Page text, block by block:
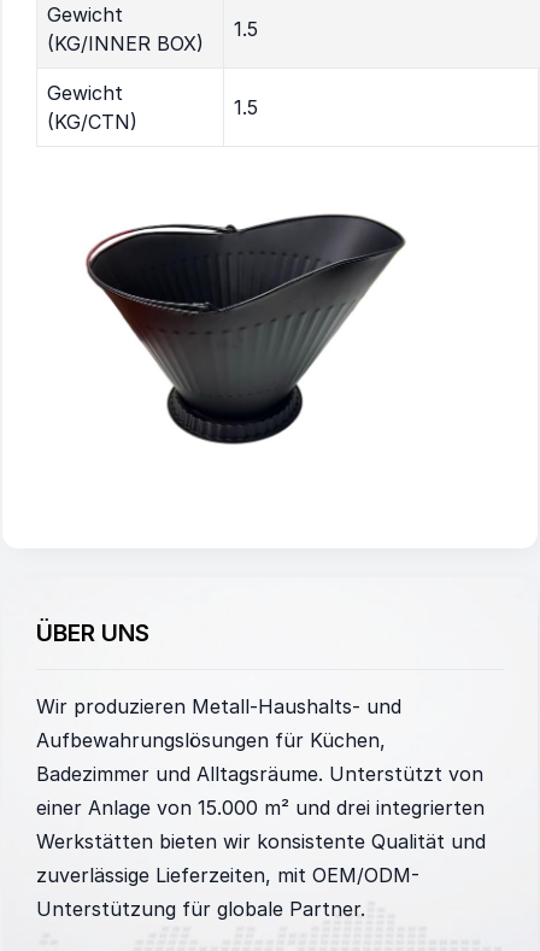
Gewicht
(KG/INNER BOX)
1.5
Gewicht
(KG/CTN)
1.5
ÜBER UNS
Wir produzieren Metall-Haushalts- und
Aufbewahrungslösungen für Küchen,
Badezimmer und Alltagsräume. Unterstützt von
einer Anlage von 15.000 m² und drei integrierten
Werkstätten bieten wir konsistente Qualität und
zuverlässige Lieferzeiten, mit OEM/ODM-
Unterstützung für globale Partner.